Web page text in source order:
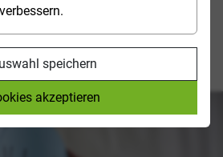
speichern
akzeptieren
den Studiengang
entschieden, weil sie später
als im klinisch-therapeutischen